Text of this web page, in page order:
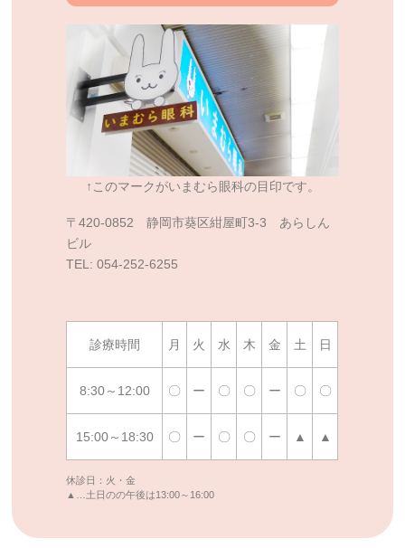
↑このマークがいまむら眼科の目印です。
〒420-0852 静岡市葵区紺屋町3-3 あらしん
ビル
TEL: 054-252-6255
診療時間 月 火 水 木 金 土 日
8:30～12:00 〇 ー 〇 〇 ー 〇 〇
15:00～18:30 〇 ー 〇 〇 ー ▲ ▲
休診日：火・金
▲…土日のの午後は13:00～16:00